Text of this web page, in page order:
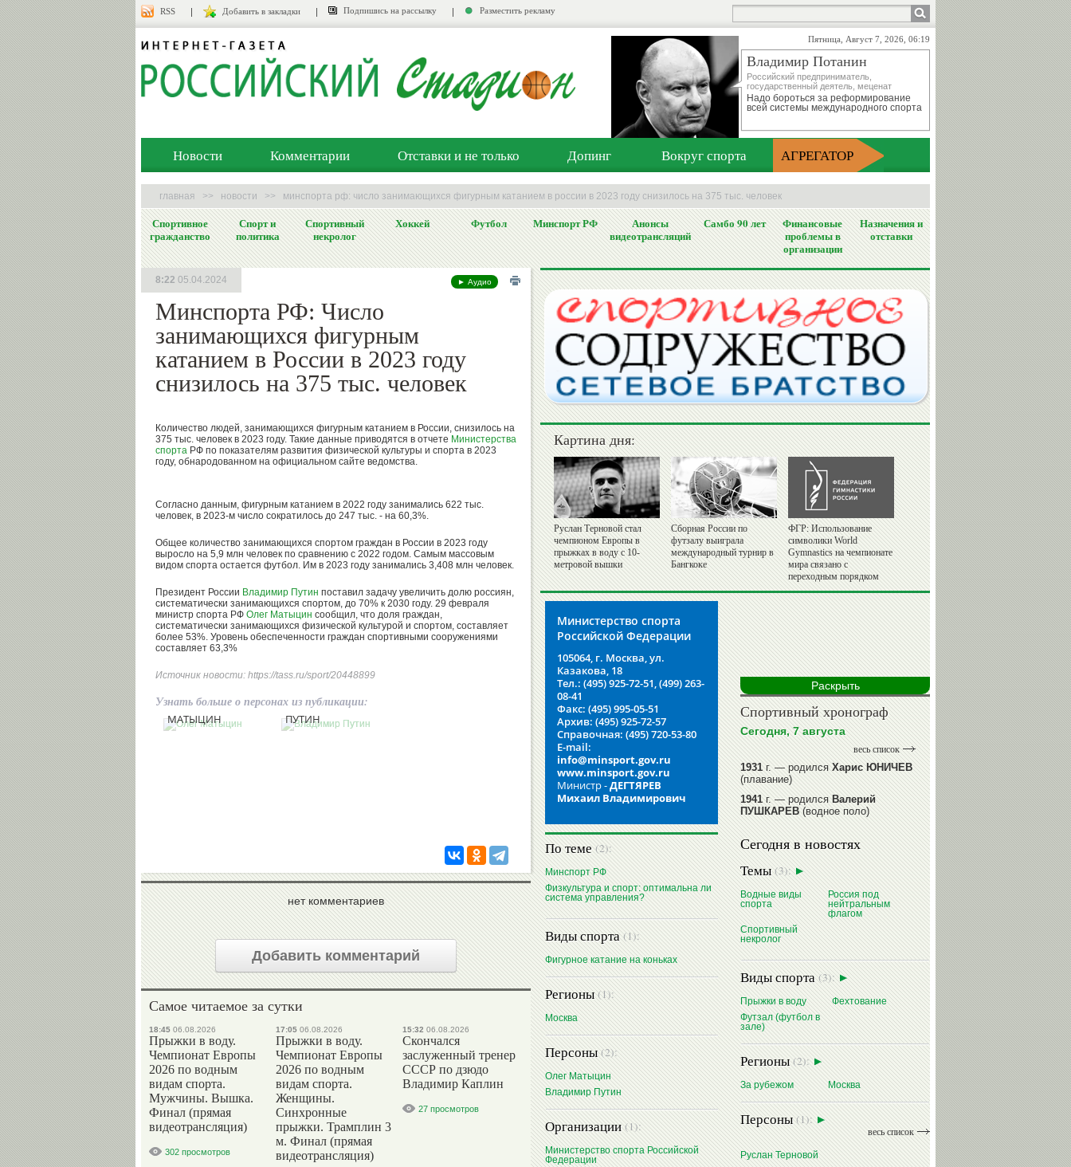
RSS Добавить в закладки Подпишись на рассылку Разместить рекламу
Пятница, Август 7, 2026, 06:19
Владимир Потанин
Российский предприниматель,
государственный деятель, меценат
Надо бороться за реформирование
всей системы международного спорта
Новости Комментарии Отставки и не только Допинг Вокруг спорта АГРЕГАТОР
главная >> новости >> минспорта рф: число занимающихся фигурным катанием в россии в 2023 году снизилось на 375 тыс. человек
Спортивное
гражданство
Спорт и
политика
Спортивный
некролог
Хоккей Футбол Минспорт РФ
Анонсы
видеотрансляций
Самбо 90 лет
Финансовые
проблемы в
организации
Назначения и
отставки
► Аудио
Минспорта РФ: Число
занимающихся фигурным
катанием в России в 2023 году
снизилось на 375 тыс. человек
8:22 05.04.2024
Количество людей, занимающихся фигурным катанием в России, снизилось на
375 тыс. человек в 2023 году. Такие данные приводятся в отчете Министерства
спорта РФ по показателям развития физической культуры и спорта в 2023
году, обнародованном на официальном сайте ведомства.
Согласно данным, фигурным катанием в 2022 году занимались 622 тыс.
человек, в 2023-м число сократилось до 247 тыс. - на 60,3%.
Общее количество занимающихся спортом граждан в России в 2023 году
выросло на 5,9 млн человек по сравнению с 2022 годом. Самым массовым
видом спорта остается футбол. Им в 2023 году занимались 3,408 млн человек.
Президент России Владимир Путин поставил задачу увеличить долю россиян,
систематически занимающихся спортом, до 70% к 2030 году. 29 февраля
министр спорта РФ Олег Матыцин сообщил, что доля граждан,
систематически занимающихся физической культурой и спортом, составляет
более 53%. Уровень обеспеченности граждан спортивными сооружениями
составляет 63,3%
Источник новости: https://tass.ru/sport/20448899
Узнать больше о персонах из публикации:
Олег
МАТЫЦИН
Владимир
ПУТИН
нет комментариев
Добавить комментарий
Самое читаемое за сутки
18:45 06.08.2026
Прыжки в воду.
Чемпионат Европы
2026 по водным
видам спорта.
Мужчины. Вышка.
Финал (прямая
видеотрансляция)
302 просмотров
17:05 06.08.2026
Прыжки в воду.
Чемпионат Европы
2026 по водным
видам спорта.
Женщины.
Синхронные
прыжки. Трамплин 3
м. Финал (прямая
видеотрансляция)
15:32 06.08.2026
Скончался
заслуженный тренер
СССР по дзюдо
Владимир Каплин
27 просмотров
Картина дня:
Руслан Терновой стал
чемпионом Европы в
прыжках в воду с 10-
метровой вышки
Сборная России по
футзалу выиграла
международный турнир в
Бангкоке
ФГР: Использование
символики World
Gymnastics на чемпионате
мира связано с
переходным порядком
Министерство спорта
Российской Федерации
105064, г. Москва, ул.
Казакова, 18
Тел.: (495) 925-72-51, (499) 263-
08-41
Факс: (495) 995-05-51
Архив: (495) 925-72-57
Справочная: (495) 720-53-80
E-mail:
info@minsport.gov.ru
www.minsport.gov.ru
Министр -ДЕГТЯРЕВ
Михаил Владимирович
По теме(2):
Минспорт РФ
Физкультура и спорт: оптимальна ли
система управления?
Виды спорта(1):
Фигурное катание на коньках
Регионы(1):
Москва
Персоны(2):
Олег Матыцин
Владимир Путин
Организации(1):
Министерство спорта Российской
Федерации
Раскрыть
Спортивный хронограф
Сегодня, 7 августа
весь список
1931г. — родилсяХарис ЮНИЧЕВ
(плавание)
1941г. — родилсяВалерий
ПУШКАРЕВ(водное поло)
1947г. — родилсяВалерий
ИЛЬИНЫХ(гимнастика спортивная)
1954г. — родилсяВалерий
ГАЗЗАЕВ(футбол)
1956г. — родилсяВладимир
РЫБАКОВ(легкая атлетика)
читать далее
Сегодня в новостях
Темы(3):
Водные виды
спорта
Россия под
нейтральным
флагом
Спортивный
некролог
Виды спорта(3):
Прыжки в воду
Фехтование
Футзал (футбол в
зале)
Регионы(2):
За рубежом Москва
Персоны(1):
весь список
Руслан Терновой